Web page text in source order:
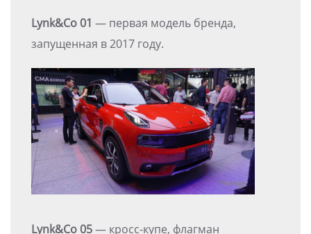
Lynk&Co 01 — первая модель бренда,
запущенная в 2017 году.
Lynk&Co 05— кросс-купе, флагман